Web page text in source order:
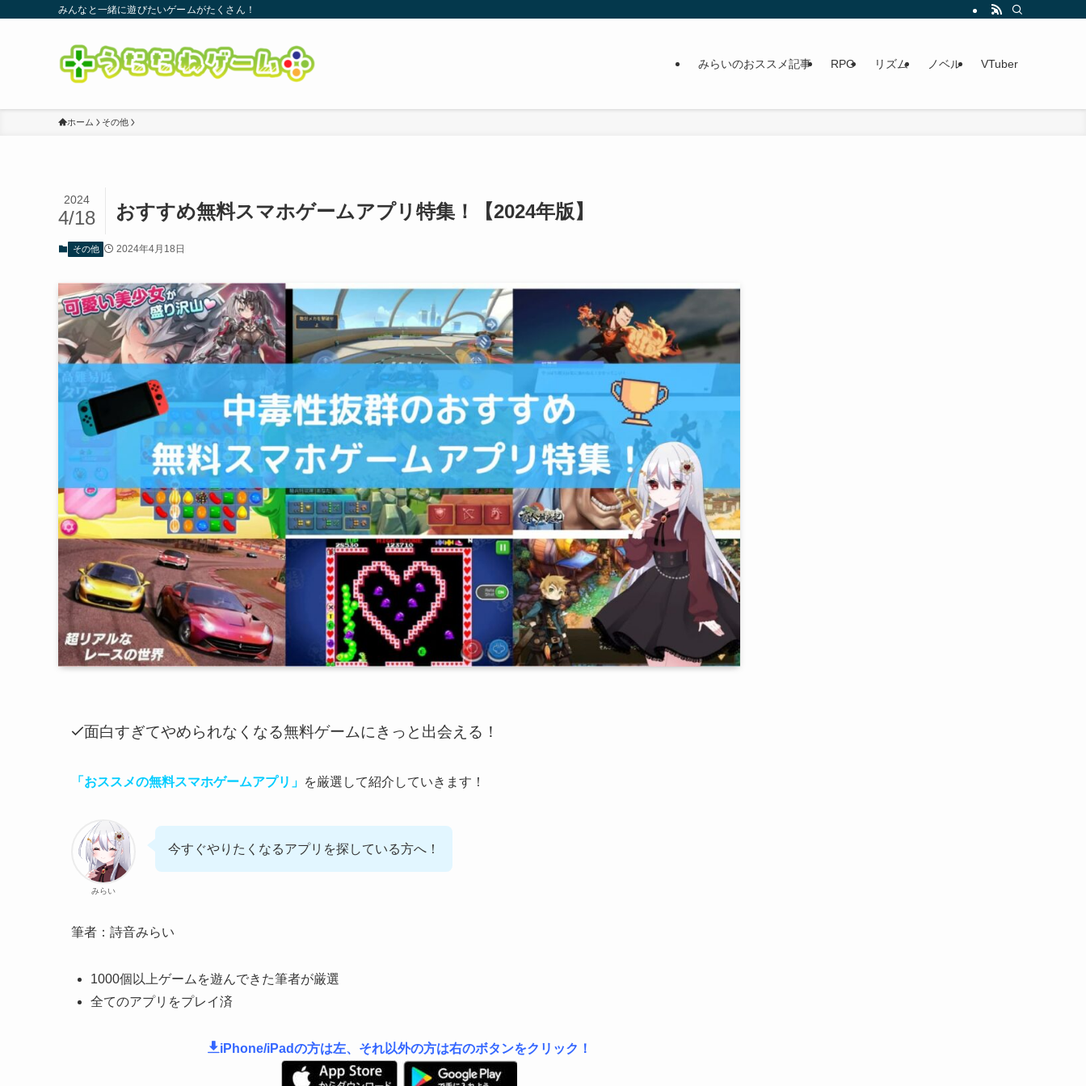
みんなと一緒に遊びたいゲームがたくさん！
みらいのおススメ記事 RPG リズム ノベル VTuber
ホーム その他
おすすめ無料スマホゲームアプリ特集！【2024年版】
2024
4/18
その他 2024年4月18日
面白すぎてやめられなくなる無料ゲームにきっと出会える！
「おススメの無料スマホゲームアプリ」 を厳選して紹介していきます！
みらい
今すぐやりたくなるアプリを探している方へ！
筆者：詩音みらい
1000個以上ゲームを遊んできた筆者が厳選
全てのアプリをプレイ済
iPhone/iPadの方は左、それ以外の方は右のボタンをクリック！